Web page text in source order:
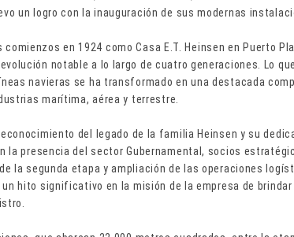
un logro con la inauguración de sus modernas
comienzos en 1924 como Casa E.T. Heinsen en Puerto
notable a lo largo de cuatro generaciones. Lo
navieras se ha transformado en una destacada
marítima, aérea y terrestre.
del legado de la familia Heinsen y su
la presencia del sector Gubernamental, socios
la segunda etapa y ampliación de las operaciones
un hito significativo en la misión de la empresa de